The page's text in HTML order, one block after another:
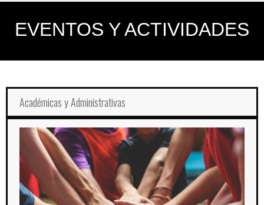
EVENTOS Y ACTIVIDADES
Académicas y Administrativas
Talleres deportivos y culturales
El pasado 18 de abril se invitó a la comunidad de Presa Madín a